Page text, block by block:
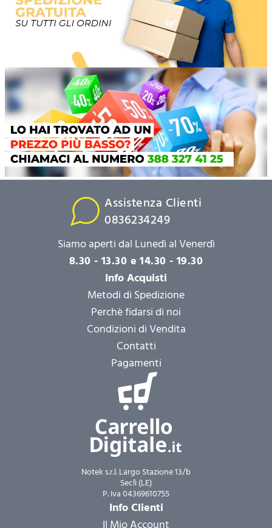
Assistenza Clienti
0836234249
Siamo aperti dal Lunedì al Venerdì
8.30 - 13.30 e 14.30 - 19.30
Info Acquisti
Metodi di Spedizione
Perchè fidarsi di noi
Condizioni di Vendita
Contatti
Pagamenti
Notek s.r.l. Largo Stazione 13/b
Seclì (LE)
P. Iva 04369610755
Info Clienti